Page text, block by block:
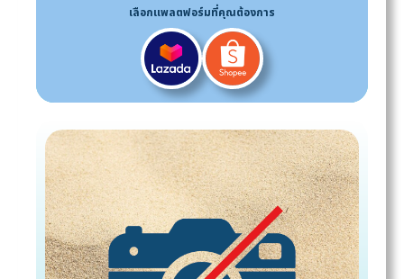
เลือกแพลตฟอร์มที่คุณต้องการ